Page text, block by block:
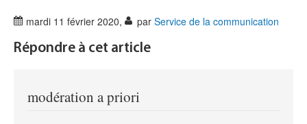
mardi 11 février 2020, par Service de la communication
Répondre à cet article
modération a priori